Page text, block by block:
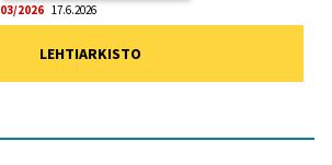
03/2026 17.6.2026
LEHTIARKISTO